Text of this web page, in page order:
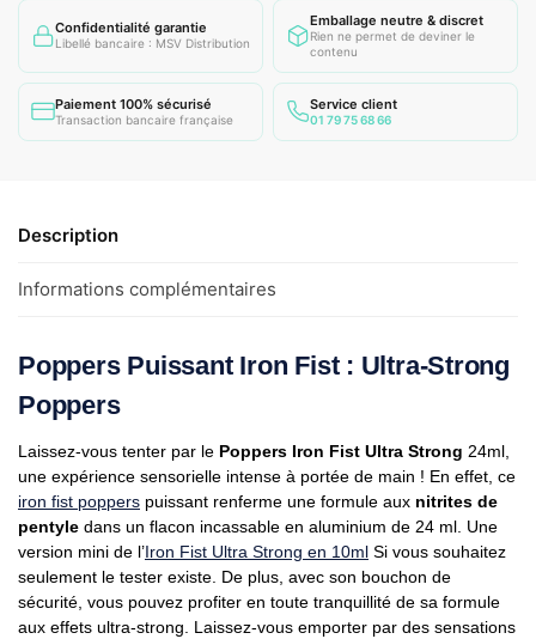
Confidentialité garantie
Libellé bancaire : MSV Distribution
Emballage neutre & discret
Rien ne permet de deviner le
contenu
Paiement 100% sécurisé
Transaction bancaire française
Service client
01 79 75 68 66
Description
Informations complémentaires
Poppers Puissant Iron Fist : Ultra-Strong
Poppers
Laissez-vous tenter par le Poppers Iron Fist Ultra Strong 24ml,
une expérience sensorielle intense à portée de main ! En effet, ce
iron fist poppers puissant renferme une formule aux nitrites de
pentyle dans un flacon incassable en aluminium de 24 ml. Une
version mini de l’Iron Fist Ultra Strong en 10ml Si vous souhaitez
seulement le tester existe. De plus, avec son bouchon de
sécurité, vous pouvez profiter en toute tranquillité de sa formule
aux effets ultra-strong. Laissez-vous emporter par des sensations